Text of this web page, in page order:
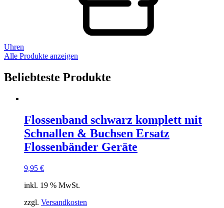
Uhren
Alle Produkte anzeigen
Beliebteste Produkte
Flossenband schwarz komplett mit
Schnallen & Buchsen Ersatz
Flossenbänder Geräte
9,95 €
inkl. 19 % MwSt.
zzgl. Versandkosten